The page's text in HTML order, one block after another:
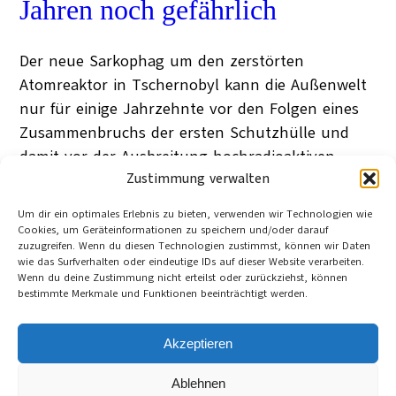
Zustimmung verwalten
Um dir ein optimales Erlebnis zu bieten, verwenden wir Technologien wie
Cookies, um Geräteinformationen zu speichern und/oder darauf
zuzugreifen. Wenn du diesen Technologien zustimmst, können wir Daten
wie das Surfverhalten oder eindeutige IDs auf dieser Website verarbeiten.
Wenn du deine Zustimmung nicht erteilst oder zurückziehst, können
bestimmte Merkmale und Funktionen beeinträchtigt werden.
Akzeptieren
Ablehnen
Jahren noch gefährlich
Der neue Sarkophag um den zerstörten
Atomreaktor in Tschernobyl kann die Außenwelt
nur für einige Jahrzehnte vor den Folgen eines
Zusammenbruchs der ersten Schutzhülle und
damit vor der Ausbreitung hochradioaktiven
Staubs schützen. Das belegt eine aktuelle Studie
unabhängigen Umweltschutzorganisation
Greenpeace.
Cornelia Deppe-Burghardt
20. April 2011
Category:Ausland
Atommüll,
, Tschernobyl